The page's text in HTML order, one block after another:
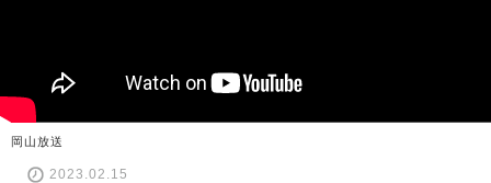
岡山放送
2023.02.15